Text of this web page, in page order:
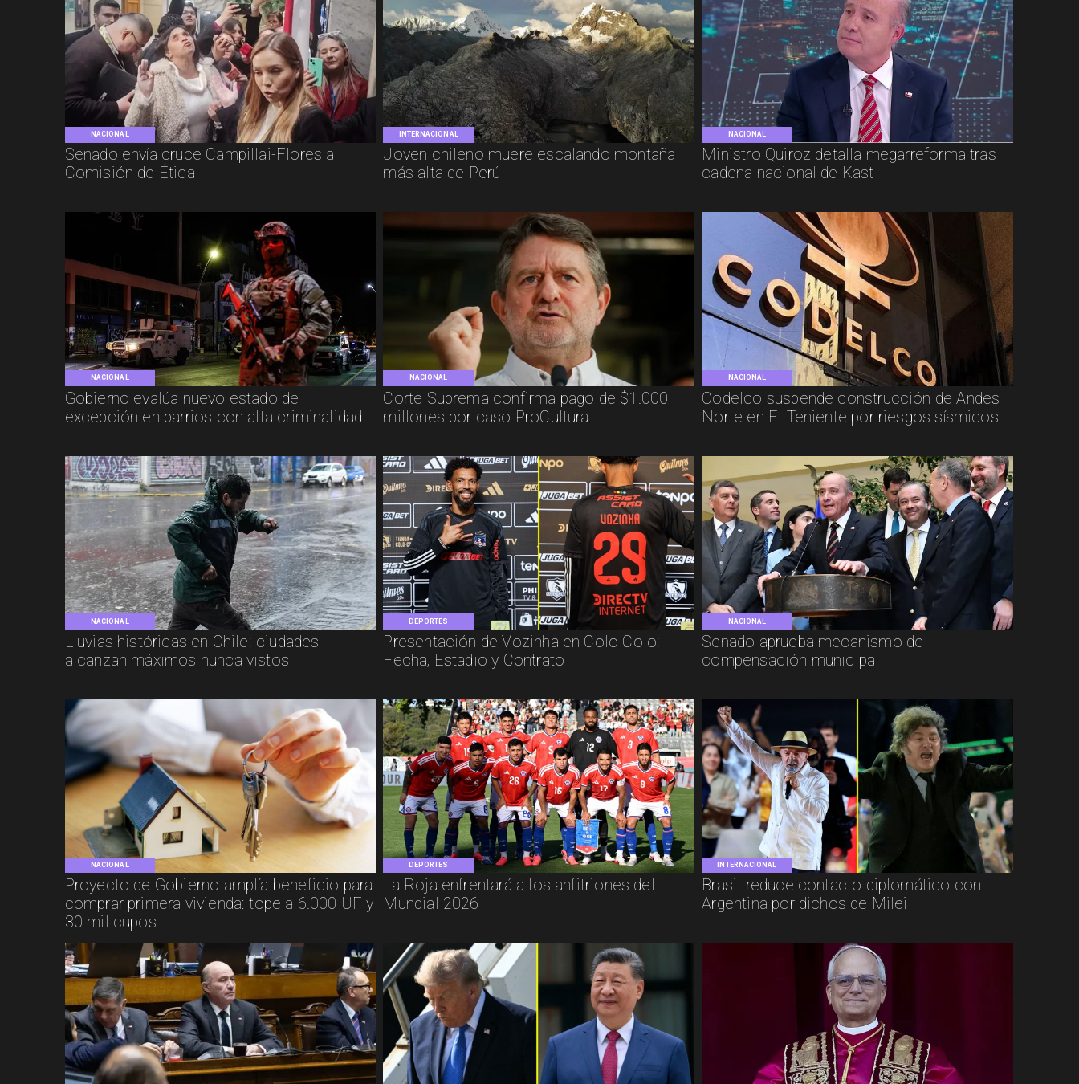
NACIONAL
Senado envía cruce Campillai-Flores a
Comisión de Ética
INTERNACIONAL
Joven chileno muere escalando montaña
más alta de Perú
NACIONAL
Ministro Quiroz detalla megarreforma tras
cadena nacional de Kast
NACIONAL
Gobierno evalúa nuevo estado de
excepción en barrios con alta criminalidad
NACIONAL
Corte Suprema confirma pago de $1.000
millones por caso ProCultura
NACIONAL
Codelco suspende construcción de Andes
Norte en El Teniente por riesgos sísmicos
NACIONAL
Lluvias históricas en Chile: ciudades
alcanzan máximos nunca vistos
DEPORTES
Presentación de Vozinha en Colo Colo:
Fecha, Estadio y Contrato
NACIONAL
Senado aprueba mecanismo de
compensación municipal
NACIONAL
Proyecto de Gobierno amplía beneficio para
comprar primera vivienda: tope a 6.000 UF y
30 mil cupos
DEPORTES
La Roja enfrentará a los anfitriones del
Mundial 2026
INTERNACIONAL
Brasil reduce contacto diplomático con
Argentina por dichos de Milei